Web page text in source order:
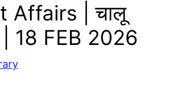
Affairs | चालू
| 18 FEB 2026